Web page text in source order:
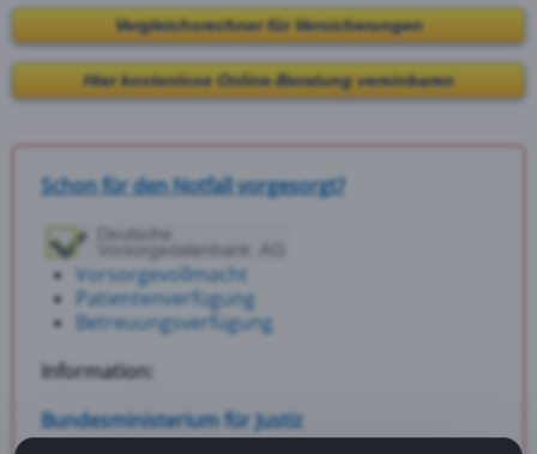
Vergleichsrechner für Versicherungen
Hier kostenlose Online-Beratung vereinbaren
Schon für den Notfall vorgesorgt?
Vorsorgevollmacht
Patientenverfügung
Betreuungsverfügung
Information:
Bundesministerium für Justiz